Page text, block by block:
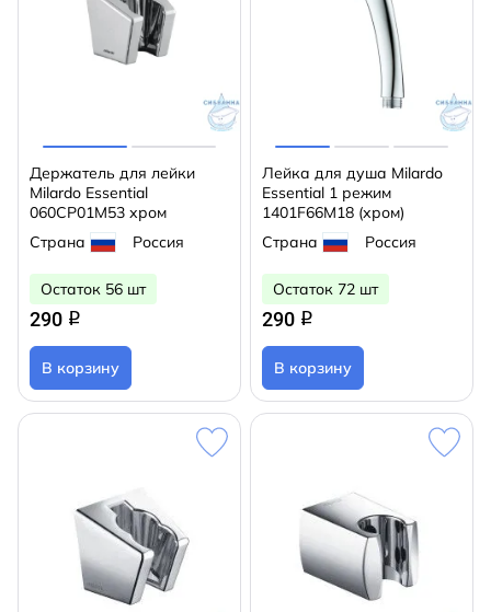
Держатель для лейки
Milardo Essential
060CP01M53 хром
Страна
Россия
Остаток 56 шт
290 q
В корзину
Лейка для душа Milardo
Essential 1 режим
1401F66M18 (хром)
Страна
Россия
Остаток 72 шт
290 q
В корзину